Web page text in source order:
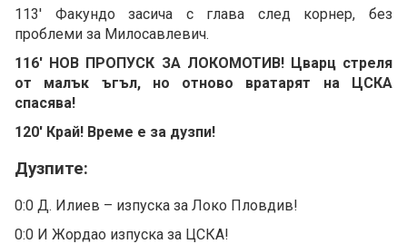
113' Факундо засича с глава след корнер, без
проблеми за Милосавлевич.
116' НОВ ПРОПУСК ЗА ЛОКОМОТИВ! Цварц стреля
от малък ъгъл, но отново вратарят на ЦСКА
спасява!
120' Край! Време е за дузпи!
Дузпите:
0:0 Д. Илиев – изпуска за Локо Пловдив!
0:0 И Жордао изпуска за ЦСКА!